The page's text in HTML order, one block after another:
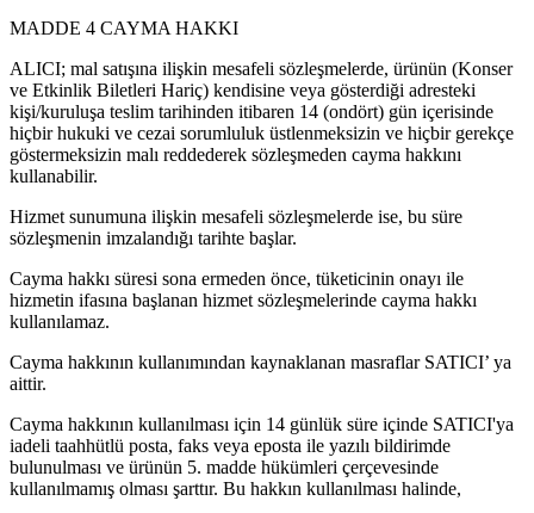
MADDE 4 CAYMA HAKKI
ALICI; mal satışına ilişkin mesafeli sözleşmelerde, ürünün (Konser
ve Etkinlik Biletleri Hariç) kendisine veya gösterdiği adresteki
kişi/kuruluşa teslim tarihinden itibaren 14 (ondört) gün içerisinde
hiçbir hukuki ve cezai sorumluluk üstlenmeksizin ve hiçbir gerekçe
göstermeksizin malı reddederek sözleşmeden cayma hakkını
kullanabilir.
Hizmet sunumuna ilişkin mesafeli sözleşmelerde ise, bu süre
sözleşmenin imzalandığı tarihte başlar.
Cayma hakkı süresi sona ermeden önce, tüketicinin onayı ile
hizmetin ifasına başlanan hizmet sözleşmelerinde cayma hakkı
kullanılamaz.
Cayma hakkının kullanımından kaynaklanan masraflar SATICI’ ya
aittir.
Cayma hakkının kullanılması için 14 günlük süre içinde SATICI'ya
iadeli taahhütlü posta, faks veya eposta ile yazılı bildirimde
bulunulması ve ürünün 5. madde hükümleri çerçevesinde
kullanılmamış olması şarttır. Bu hakkın kullanılması halinde,